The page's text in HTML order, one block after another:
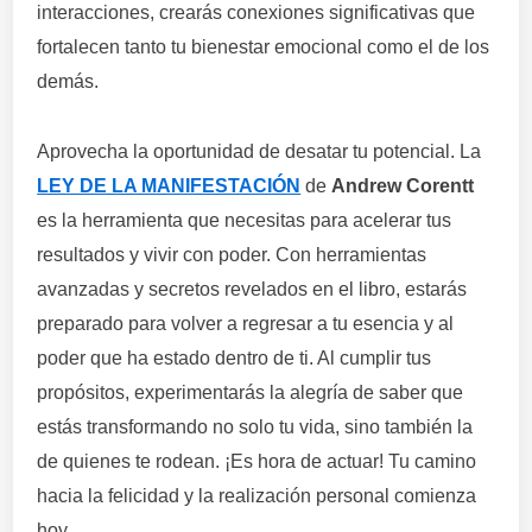
interacciones, crearás conexiones significativas que
fortalecen tanto tu bienestar emocional como el de los
demás.
Aprovecha la oportunidad de desatar tu potencial. La
LEY DE LA MANIFESTACIÓN de Andrew Corentt
es la herramienta que necesitas para acelerar tus
resultados y vivir con poder. Con herramientas
avanzadas y secretos revelados en el libro, estarás
preparado para volver a regresar a tu esencia y al
poder que ha estado dentro de ti. Al cumplir tus
propósitos, experimentarás la alegría de saber que
estás transformando no solo tu vida, sino también la
de quienes te rodean. ¡Es hora de actuar! Tu camino
hacia la felicidad y la realización personal comienza